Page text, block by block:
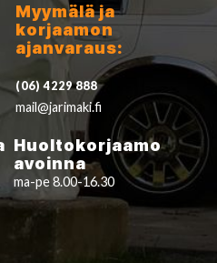
Myymälä ja
korjaamon
ajanvaraus:
(06) 4229 888
mail@jarimaki.fi
Huoltokorjaamo
avoinna
ma-pe 8.00-16.30